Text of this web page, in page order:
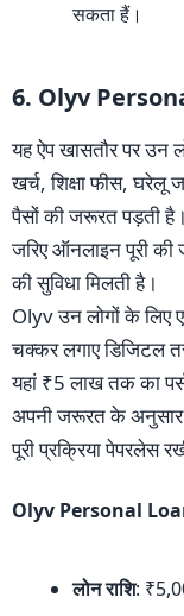
सकता हैं।
6. Olyv
यह ऐप खासतौर पर उन
खर्च, शिक्षा फीस,
पैसों की जरूरत पड़ती
जरिए ऑनलाइन पूरी
की सुविधा मिलती है।
Olyv उन लोगों के लिए
चक्कर लगाए डिजिटल
यहां ₹5 लाख तक का
अपनी जरूरत के अनुसार
पूरी प्रक्रिया पेपरलेस
Olyv Personal
लोन राशि: